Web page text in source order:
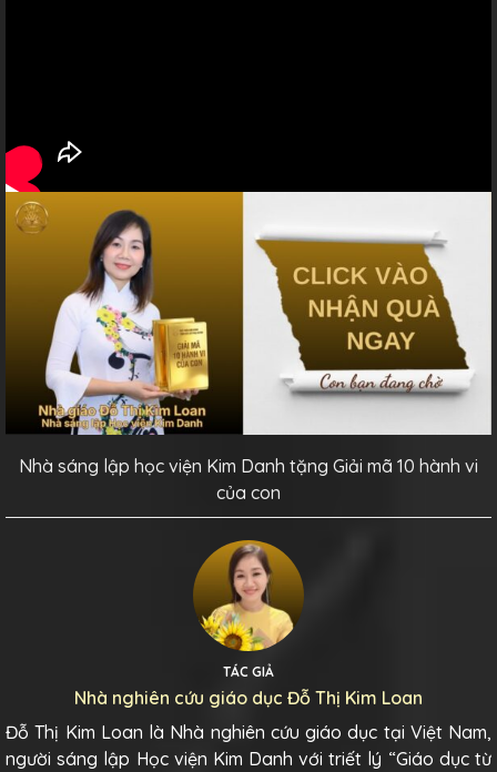
Nhà sáng lập học viện Kim Danh tặng Giải mã 10 hành vi
của con
TÁC GIẢ
Nhà nghiên cứu giáo dục Đỗ Thị Kim Loan
Đỗ Thị Kim Loan là Nhà nghiên cứu giáo dục tại Việt Nam,
người sáng lập Học viện Kim Danh với triết lý “Giáo dục từ